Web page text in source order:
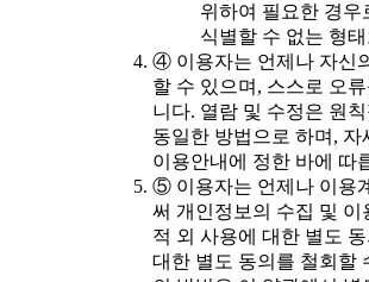
위하여 필요한 경우
식별할 수 없는 형
④ 이용자는 언제나 자신
할 수 있으며, 스스로 오
니다. 열람 및 수정은 원
동일한 방법으로 하며, 자
이용안내에 정한 바에 따
⑤ 이용자는 언제나 이용
써 개인정보의 수집 및 이
적 외 사용에 대한 별도
대한 별도 동의를 철회할